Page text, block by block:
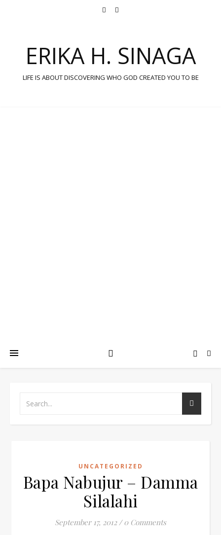
ERIKA H. SINAGA
LIFE IS ABOUT DISCOVERING WHO GOD CREATED YOU TO BE
UNCATEGORIZED
Bapa Nabujur – Damma
Silalahi
September 17, 2012 / 0 Comments